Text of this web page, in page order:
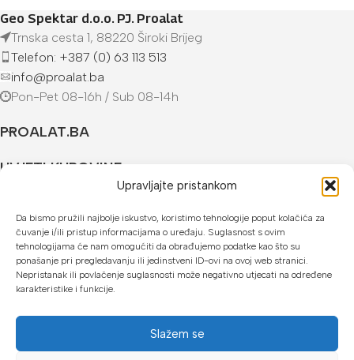
Upravljajte pristankom
Da bismo pružili najbolje iskustvo, koristimo tehnologije poput kolačića za
čuvanje i/ili pristup informacijama o uređaju. Suglasnost s ovim
tehnologijama će nam omogućiti da obrađujemo podatke kao što su
ponašanje pri pregledavanju ili jedinstveni ID-ovi na ovoj web stranici.
Nepristanak ili povlačenje suglasnosti može negativno utjecati na određene
karakteristike i funkcije.
Slažem se
Geo Spektar d.o.o. PJ. Proalat
Trnska cesta 1, 88220 Široki Brijeg
Telefon: +387 (0) 63 113 513
info@proalat.ba
Pon-Pet 08-16h / Sub 08-14h
PROALAT.BA
UVJETI KUPOVINE
U našoj web trgovini možete platiti:
Kreditnim karticama jednokratno ili do 24 rate
Općom uplatnicom, virmanom, internet bankarstvom
Gotovinom prilikom preuzimanja
Mikrofin do 18 rata